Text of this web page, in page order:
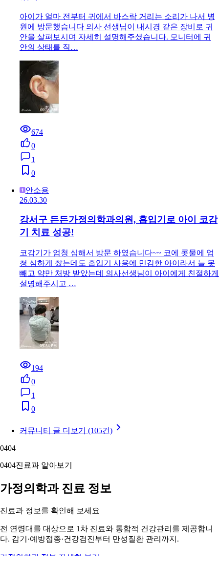
아이가 얼마 전부터 귀에서 바스락 거리는 소리가 나서 병
원에 방문했습니다 의사 선생님이 내시경 같은 장비로 귀
안을 살펴보시며 자세히 설명해주셨습니다. 모니터에 귀
안의 상태를 직…
674
0
1
0
안소용
26.03.30
강서구 든든가정의학과의원, 흡입기로 아이 코감
기 치료 성공!
코감기가 엄청 심해서 방문 하였습니다~~ 코에 콧물에 엄
청 심하게 찼는데도 흡입기 사용에 민감한 아이라서 늘 못
빼고 약만 처방 받았는데 의사선생님이 아이에게 친절하게
설명해주시고 …
194
0
1
0
커뮤니티 글 더보기 (105건)
0404
0404진료과 알아보기
가정의학과 진료 정보
진료과 정보를 확인해 보세요
전 연령대를 대상으로 1차 진료와 통합적 건강관리를 제공합니
다. 감기·예방접종·건강검진부터 만성질환 관리까지.
가정의학과 정보 자세히 보기 ›